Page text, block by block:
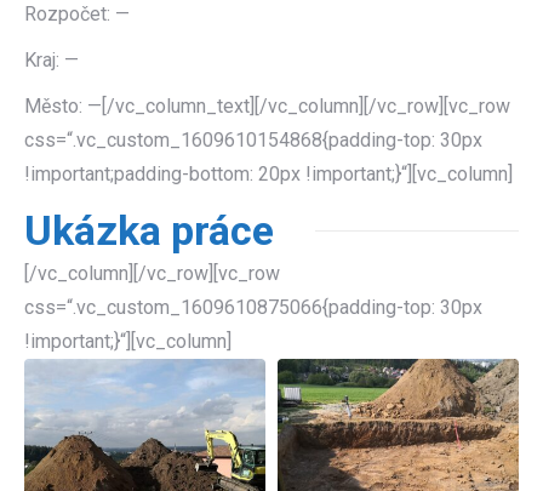
Rozpočet: —
Kraj: —
Město: —[/vc_column_text][/vc_column][/vc_row][vc_row
css=“.vc_custom_1609610154868{padding-top: 30px
!important;padding-bottom: 20px !important;}“][vc_column]
Ukázka práce
[/vc_column][/vc_row][vc_row
css=“.vc_custom_1609610875066{padding-top: 30px
!important;}“][vc_column]